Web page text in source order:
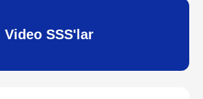
Video SSS'lar